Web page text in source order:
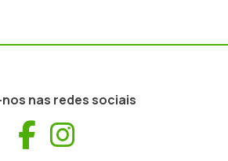
nas redes sociais
Facebook